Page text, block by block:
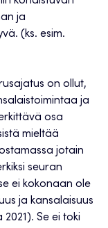
ja
(ks. esim.
on ollut,
ja
osa
mieltää
jotain
seuran
ei kokonaan ole
ja kansalaisuus
Se ei toki